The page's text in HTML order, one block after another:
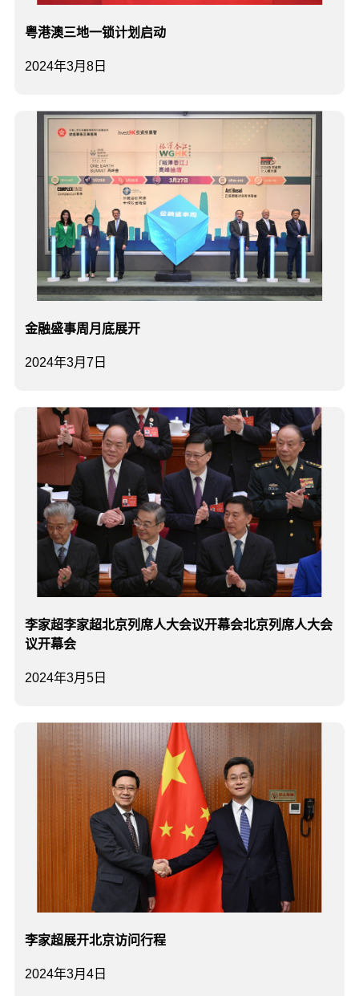
2024年3月8日
​粤港澳三地一锁计划启动
2024年3月7日
金融盛事周月底展开
2024年3月5日
李家超李家超北京列席人大会议开幕会北京列席人大会
议开幕会
2024年3月4日
李家超展开北京访问行程